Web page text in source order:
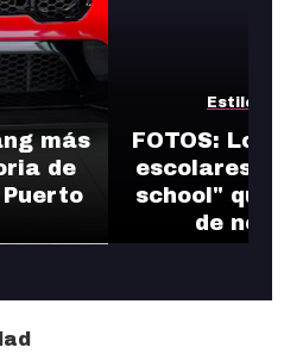
más
de
Estilos
FOTOS:
escolares
school" que
de